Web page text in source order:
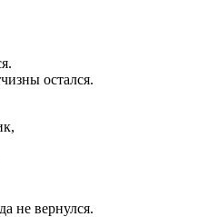
остался.
не вернулся.